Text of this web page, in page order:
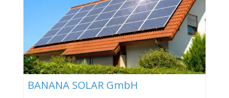
BANANA SOLAR GmbH